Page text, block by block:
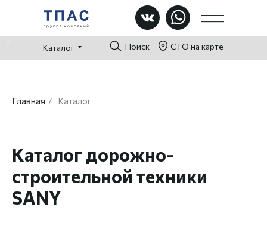
Каталог СТО на карте
Поиск
Главная / Каталог
Каталог дорожно-
строительной техники
SANY